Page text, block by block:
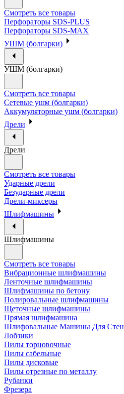
Смотреть все товары
Перфораторы SDS-PLUS
Перфораторы SDS-MAX
УШМ (болгарки)
УШМ (болгарки)
Смотреть все товары
Сетевые ушм (болгарки)
Аккумуляторные ушм (болгарки)
Дрели
Дрели
Смотреть все товары
Ударные дрели
Безударные дрели
Дрели-миксеры
Шлифмашины
Шлифмашины
Смотреть все товары
Вибрационные шлифмашины
Ленточные шлифмашины
Шлифмашины по бетону
Полировальные шлифмашины
Щеточные шлифмашины
Прямая шлифмашина
Шлифовальные Машины Для Стен
Лобзики
Пилы торцовочные
Пилы сабельные
Пилы дисковые
Пилы отрезные по металлу
Рубанки
Фрезера